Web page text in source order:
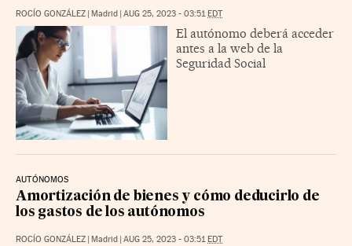
ROCÍO GONZÁLEZ Madrid AUG 25, 2023 - 03:51 EDT
El autónomo deberá acceder
antes a la web de la
Seguridad Social
AUTÓNOMOS
Amortización de bienes y cómo deducirlo de
los gastos de los autónomos
ROCÍO GONZÁLEZ Madrid AUG 25, 2023 - 03:51 EDT